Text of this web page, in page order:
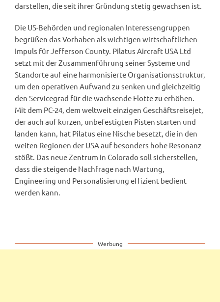
darstellen, die seit ihrer Gründung stetig gewachsen ist.
Die US-Behörden und regionalen Interessengruppen
begrüßen das Vorhaben als wichtigen wirtschaftlichen
Impuls für Jefferson County. Pilatus Aircraft USA Ltd
setzt mit der Zusammenführung seiner Systeme und
Standorte auf eine harmonisierte Organisationsstruktur,
um den operativen Aufwand zu senken und gleichzeitig
den Servicegrad für die wachsende Flotte zu erhöhen.
Mit dem PC-24, dem weltweit einzigen Geschäftsreisejet,
der auch auf kurzen, unbefestigten Pisten starten und
landen kann, hat Pilatus eine Nische besetzt, die in den
weiten Regionen der USA auf besonders hohe Resonanz
stößt. Das neue Zentrum in Colorado soll sicherstellen,
dass die steigende Nachfrage nach Wartung,
Engineering und Personalisierung effizient bedient
werden kann.
Werbung